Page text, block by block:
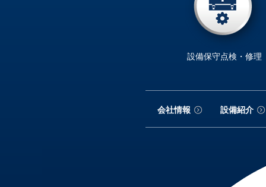
設備保守点検・修理
会社情報 設備紹介